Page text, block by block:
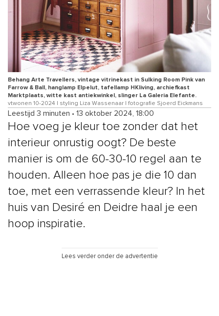
Behang Arte Travellers, vintage vitrinekast in Sulking Room Pink van
Farrow & Ball, hanglamp Elpelut, tafellamp HKliving, archiefkast
Marktplaats, witte kast antiekwinkel, slinger La Galeria Elefante.
vtwonen 10-2024 | styling Liza Wassenaar | fotografie Sjoerd Eickmans
Leestijd 3 minuten • 13 oktober 2024, 18:00
Hoe voeg je kleur toe zonder dat het
interieur onrustig oogt? De beste
manier is om de 60-30-10 regel aan te
houden. Alleen hoe pas je die 10 dan
toe, met een verrassende kleur? In het
huis van Desiré en Deidre haal je een
hoop inspiratie.
Lees verder onder de advertentie